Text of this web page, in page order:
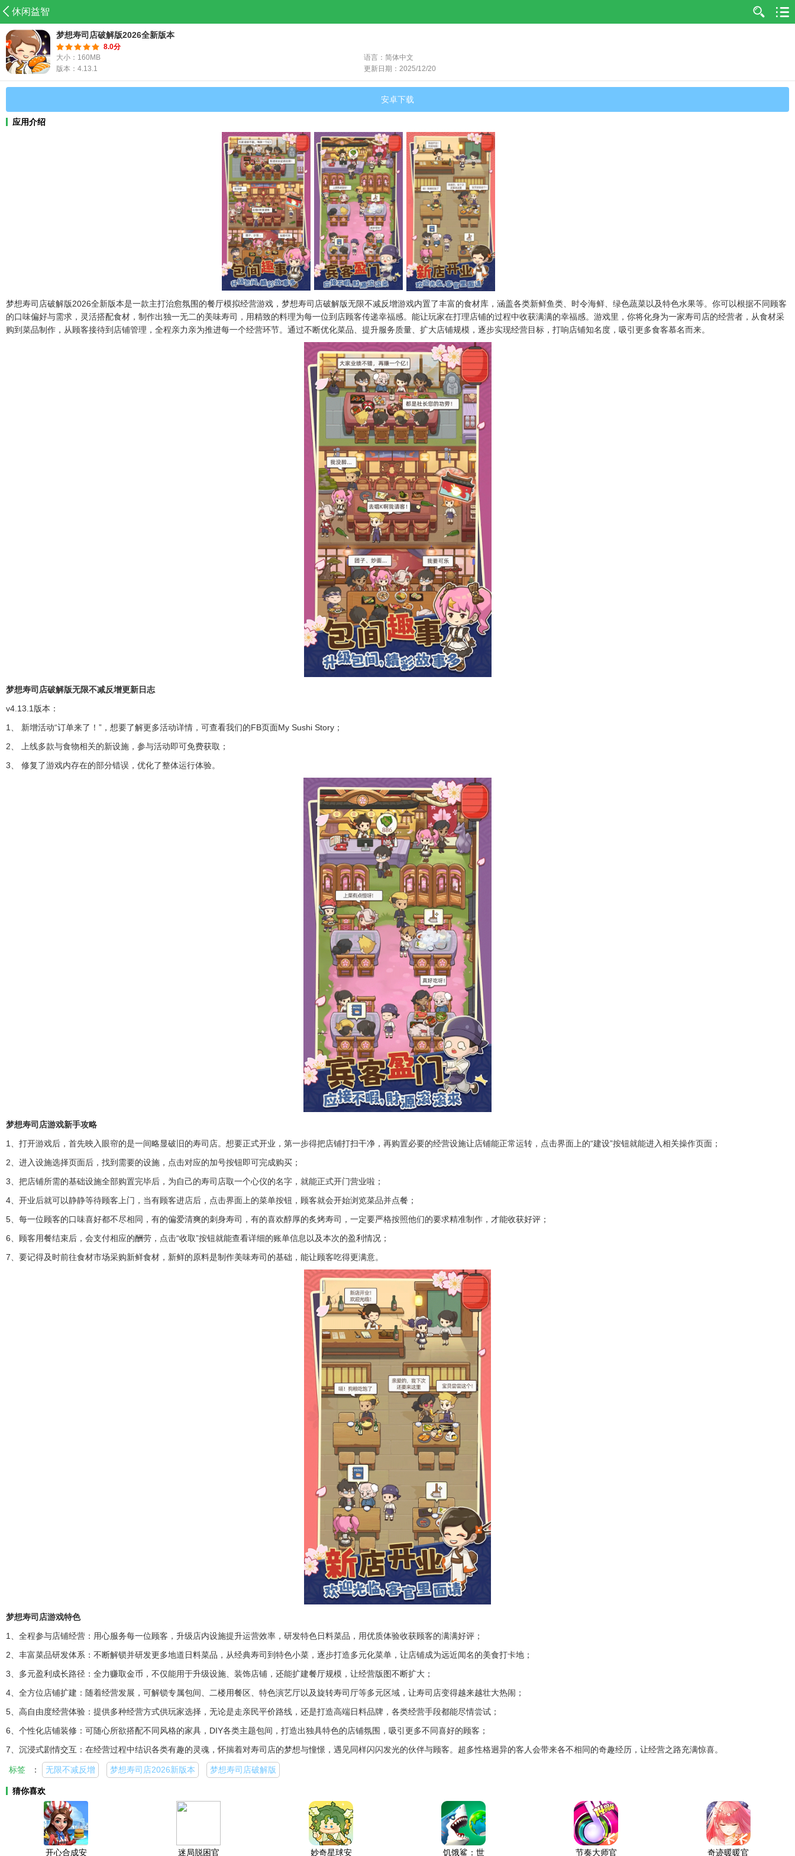
休闲益智
梦想寿司店破解版2026全新版本
8.0分
大小：160MB
语言：简体中文
版本：4.13.1
更新日期：2025/12/20
安卓下载
应用介绍
梦想寿司店破解版2026全新版本是一款主打治愈氛围的餐厅模拟经营游戏，梦想寿司店破解版无限不减反增游戏内置了丰富的食材库，涵盖各类新鲜鱼类、时令海鲜、绿色蔬菜以及特色水果等。你可以根据不同顾客
的口味偏好与需求，灵活搭配食材，制作出独一无二的美味寿司，用精致的料理为每一位到店顾客传递幸福感。能让玩家在打理店铺的过程中收获满满的幸福感。游戏里，你将化身为一家寿司店的经营者，从食材采
购到菜品制作，从顾客接待到店铺管理，全程亲力亲为推进每一个经营环节。通过不断优化菜品、提升服务质量、扩大店铺规模，逐步实现经营目标，打响店铺知名度，吸引更多食客慕名而来。
梦想寿司店破解版无限不减反增更新日志
v4.13.1版本：
1、 新增活动“订单来了！”，想要了解更多活动详情，可查看我们的FB页面My Sushi Story；
2、 上线多款与食物相关的新设施，参与活动即可免费获取；
3、 修复了游戏内存在的部分错误，优化了整体运行体验。
梦想寿司店游戏新手攻略
1、打开游戏后，首先映入眼帘的是一间略显破旧的寿司店。想要正式开业，第一步得把店铺打扫干净，再购置必要的经营设施让店铺能正常运转，点击界面上的“建设”按钮就能进入相关操作页面；
2、进入设施选择页面后，找到需要的设施，点击对应的加号按钮即可完成购买；
3、把店铺所需的基础设施全部购置完毕后，为自己的寿司店取一个心仪的名字，就能正式开门营业啦；
4、开业后就可以静静等待顾客上门，当有顾客进店后，点击界面上的菜单按钮，顾客就会开始浏览菜品并点餐；
5、每一位顾客的口味喜好都不尽相同，有的偏爱清爽的刺身寿司，有的喜欢醇厚的炙烤寿司，一定要严格按照他们的要求精准制作，才能收获好评；
6、顾客用餐结束后，会支付相应的酬劳，点击“收取”按钮就能查看详细的账单信息以及本次的盈利情况；
7、要记得及时前往食材市场采购新鲜食材，新鲜的原料是制作美味寿司的基础，能让顾客吃得更满意。
梦想寿司店游戏特色
1、全程参与店铺经营：用心服务每一位顾客，升级店内设施提升运营效率，研发特色日料菜品，用优质体验收获顾客的满满好评；
2、丰富菜品研发体系：不断解锁并研发更多地道日料菜品，从经典寿司到特色小菜，逐步打造多元化菜单，让店铺成为远近闻名的美食打卡地；
3、多元盈利成长路径：全力赚取金币，不仅能用于升级设施、装饰店铺，还能扩建餐厅规模，让经营版图不断扩大；
4、全方位店铺扩建：随着经营发展，可解锁专属包间、二楼用餐区、特色演艺厅以及旋转寿司厅等多元区域，让寿司店变得越来越壮大热闹；
5、高自由度经营体验：提供多种经营方式供玩家选择，无论是走亲民平价路线，还是打造高端日料品牌，各类经营手段都能尽情尝试；
6、个性化店铺装修：可随心所欲搭配不同风格的家具，DIY各类主题包间，打造出独具特色的店铺氛围，吸引更多不同喜好的顾客；
7、沉浸式剧情交互：在经营过程中结识各类有趣的灵魂，怀揣着对寿司店的梦想与憧憬，遇见同样闪闪发光的伙伴与顾客。超多性格迥异的客人会带来各不相同的奇趣经历，让经营之路充满惊喜。
标签 ： 无限不减反增 梦想寿司店2026新版本 梦想寿司店破解版
猜你喜欢
开心合成安 迷局脱困官 妙奇星球安 饥饿鲨：世 节奏大师官 奇迹暖暖官